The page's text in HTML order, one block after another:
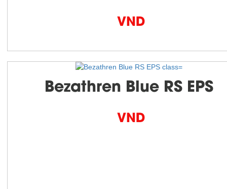
VND
Bezathren Blue RS EPS
VND